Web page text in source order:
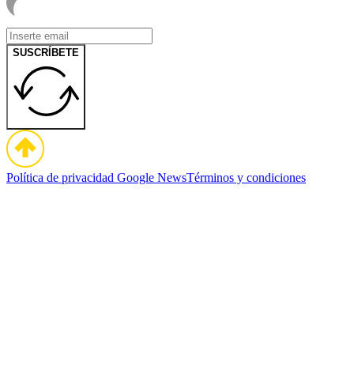
SUSCRÍBETE
Política de privacidad Google NewsTérminos y condiciones